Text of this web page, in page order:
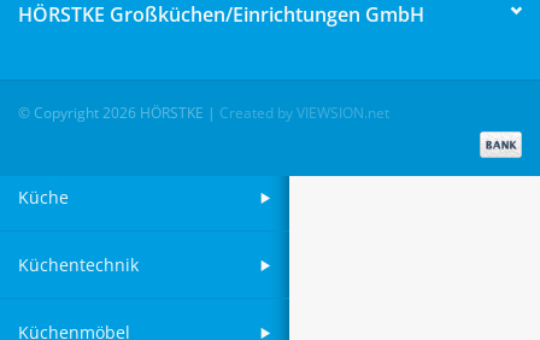
Berufsbekleidung
Küche
Küchentechnik
Küchenmöbel
HÖRSTKE Großküchen/Einrichtungen GmbH
© Copyright 2026 HÖRSTKE | Created by VIEWSION.net